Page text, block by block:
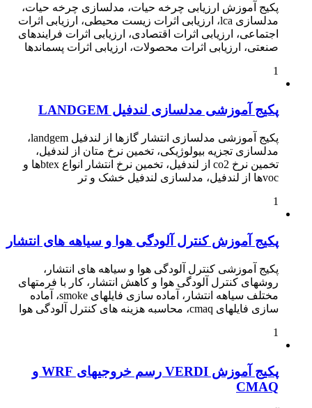
پکیج آموزش ارزیابی چرخه حیات، مدلسازی چرخه حیات،
مدلسازی lca، ارزیابی اثرات زیست محیطی، ارزیابی اثرات
اجتماعی، ارزیابی اثرات اقتصادی، ارزیابی اثرات فرایندهای
صنعتی، ارزیابی اثرات محصولات، ارزیابی اثرات پسماندها
1
پکیج آموزشی مدلسازی لندفیل LANDGEM
پکیج آموزشی مدلسازی انتشار گازها از لندفیل landgem،
مدلسازی تجزیه بیولوژیکی، تخمین نرخ متان از لندفیل،
تخمین نرخ co2 از لندفیل، تخمین نرخ انتشار انواع btexها و
vocها از لندفیل، مدلسازی لندفیل خشک و تر
1
پکیج آموزش کنترل آلودگی هوا و سیاهه های انتشار
پکیج آموزشی کنترل آلودگی هوا و سیاهه های انتشار،
روشهای کنترل آلودگی هوا و کاهش انتشار، کار با فرمتهای
مختلف سیاهه انتشار، آماده سازی فایلهای smoke، آماده
سازی فایلهای cmaq، محاسبه هزینه های کنترل آلودگی هوا
1
پکیج آموزش VERDI رسم خروجیهای WRF و
CMAQ